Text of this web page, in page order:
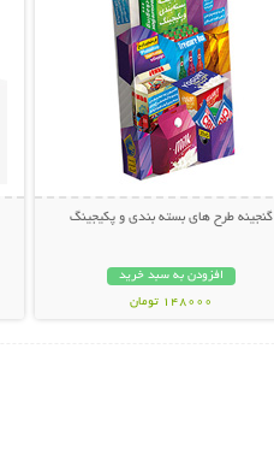
گنجینه طرح های بسته بندی و پکیجینگ
افزودن به سبد خرید
148000 تومان